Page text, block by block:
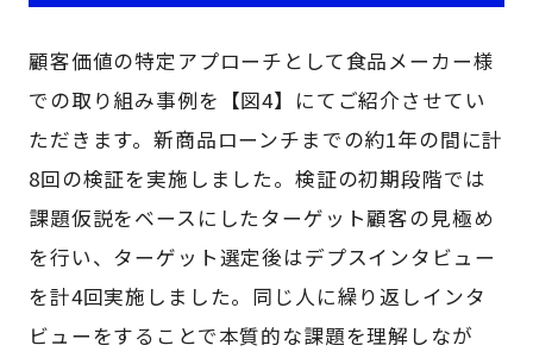
顧客価値の特定アプローチとして食品メーカー様
での取り組み事例を【図4】にてご紹介させてい
ただきます。新商品ローンチまでの約1年の間に計
8回の検証を実施しました。検証の初期段階では
課題仮説をベースにしたターゲット顧客の見極め
を行い、ターゲット選定後はデプスインタビュー
を計4回実施しました。同じ人に繰り返しインタ
ビューをすることで本質的な課題を理解しなが